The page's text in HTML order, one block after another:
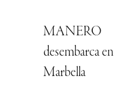
MANERO
desembarca en
Marbella